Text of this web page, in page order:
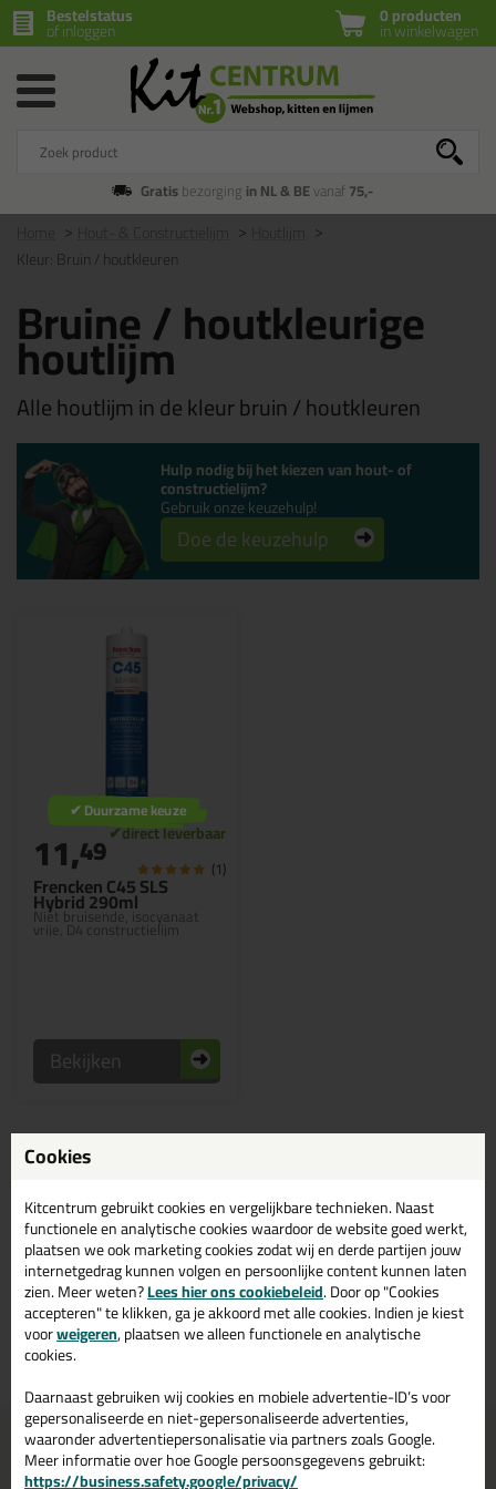
0 producten
in winkelwagen
Bestelstatus
of inloggen
Gratisbezorging in NL & BEvanaf75,-
Kleur: Bruin / houtkleuren
Bruine / houtkleurige
houtlijm
Alle houtlijm in de kleur bruin / houtkleuren
Hulp nodig bij het kiezen van hout- of
constructielijm?
Gebruik onze keuzehulp!
Doe de keuzehulp
Frencken C45 SLS
Hybrid 290ml
Niet bruisende, isocyanaat
vrije, D4 constructielijm
✔ Duurzame keuze
11,49 (1)
Bekijken
Bruine / houtkleurige houtlijm
kopen? Bestel houtlijm in de
kleur bruin / houtkleuren bij
Kitcentrum.nl
Bestaat houtlijm ook in de kleur bruin / houtkleuren? Op Kitcentrum.nl
vind je een ruim assortiment bruine / houtkleurige houtlijm in de
merken: Frencken. Bestel je houtlijm bruin / houtkleuren daarom
gemakkelijk en snel op Kitcentrum.nl!
Voor 21:00 uur besteld
morgen in huis
Gratisbezorging inNL & BE
vanaf75,-
Cookies
Kitcentrum gebruikt cookies en vergelijkbare technieken. Naast
functionele en analytische cookies waardoor de website goed werkt,
plaatsen we ook marketing cookies zodat wij en derde partijen jouw
internetgedrag kunnen volgen en persoonlijke content kunnen laten
zien. Meer weten?Lees hier ons cookiebeleid. Door op "Cookies
accepteren" te klikken, ga je akkoord met alle cookies. Indien je kiest
voorweigeren, plaatsen we alleen functionele en analytische
cookies.
Daarnaast gebruiken wij cookies en mobiele advertentie-ID’s voor
gepersonaliseerde en niet-gepersonaliseerde advertenties,
waaronder advertentiepersonalisatie via partners zoals Google.
Meer informatie over hoe Google persoonsgegevens gebruikt:
https://business.safety.google/privacy/